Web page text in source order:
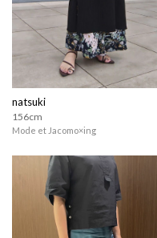
natsuki
156cm
Mode et Jacomo×ing